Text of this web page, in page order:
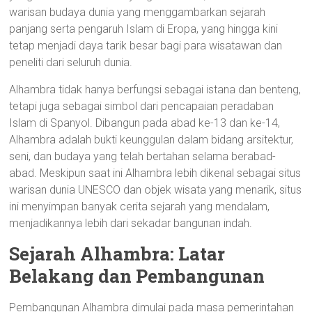
warisan budaya dunia yang menggambarkan sejarah
panjang serta pengaruh Islam di Eropa, yang hingga kini
tetap menjadi daya tarik besar bagi para wisatawan dan
peneliti dari seluruh dunia.
Alhambra tidak hanya berfungsi sebagai istana dan benteng,
tetapi juga sebagai simbol dari pencapaian peradaban
Islam di Spanyol. Dibangun pada abad ke-13 dan ke-14,
Alhambra adalah bukti keunggulan dalam bidang arsitektur,
seni, dan budaya yang telah bertahan selama berabad-
abad. Meskipun saat ini Alhambra lebih dikenal sebagai situs
warisan dunia UNESCO dan objek wisata yang menarik, situs
ini menyimpan banyak cerita sejarah yang mendalam,
menjadikannya lebih dari sekadar bangunan indah.
Sejarah Alhambra: Latar
Belakang dan Pembangunan
Pembangunan Alhambra dimulai pada masa pemerintahan